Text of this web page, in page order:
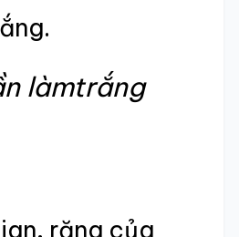
làmtrắng
răng của